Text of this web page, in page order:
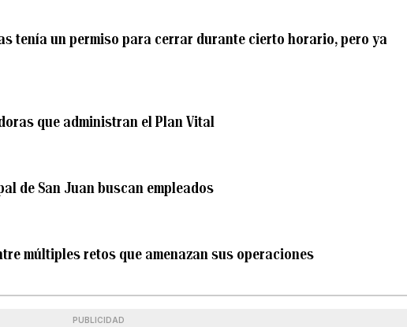
tenía un permiso para cerrar durante cierto horario, pero ya
que administran el Plan Vital
de San Juan buscan empleados
múltiples retos que amenazan sus operaciones
PUBLICIDAD